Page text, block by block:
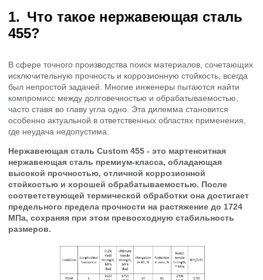
Что такое нержавеющая сталь
455?
В сфере точного производства поиск материалов, сочетающих
исключительную прочность и коррозионную стойкость, всегда
был непростой задачей. Многие инженеры пытаются найти
компромисс между долговечностью и обрабатываемостью,
часто ставя во главу угла одно. Эта дилемма становится
особенно актуальной в ответственных областях применения,
где неудача недопустима.
Нержавеющая сталь Custom 455 - это мартенситная
нержавеющая сталь премиум-класса, обладающая
высокой прочностью, отличной коррозионной
стойкостью и хорошей обрабатываемостью. После
соответствующей термической обработки она достигает
предельного предела прочности на растяжение до 1724
МПа, сохраняя при этом превосходную стабильность
размеров.